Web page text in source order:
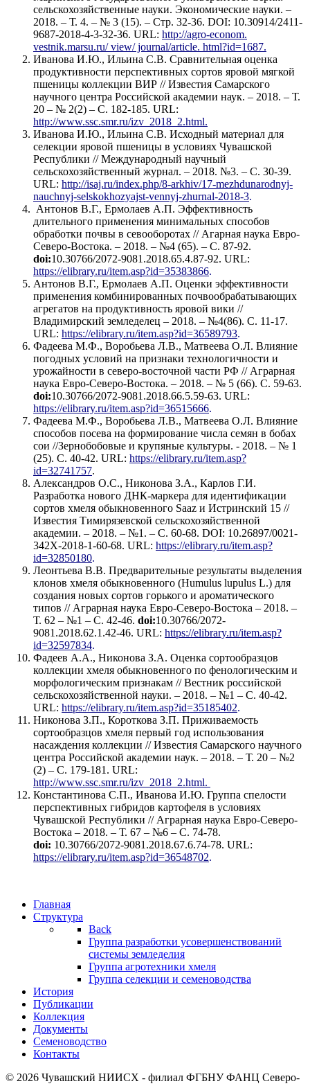
сельскохозяйственные науки. Экономические науки. –
2018. – Т. 4. – № 3 (15). – Стр. 32-36. DOI: 10.30914/2411-
9687-2018-4-3-32-36. URL: http://agro-econom.
vestnik.marsu.ru/ view/ journal/article. html?id=1687.
Иванова И.Ю., Ильина С.В. Сравнительная оценка
продуктивности перспективных сортов яровой мягкой
пшеницы коллекции ВИР // Известия Самарского
научного центра Российской академии наук. – 2018. – Т.
20 – № 2(2) – С. 182-185. URL:
http://www.ssc.smr.ru/izv_2018_2.html.
Иванова И.Ю., Ильина С.В. Исходный материал для
селекции яровой пшеницы в условиях Чувашской
Республики // Международный научный
сельскохозяйственный журнал. – 2018. №3. – С. 30-39.
URL: http://isaj.ru/index.php/8-arkhiv/17-mezhdunarodnyj-
nauchnyj-selskokhozyajst-vennyj-zhurnal-2018-3.
Антонов В.Г., Ермолаев А.П. Эффективность
длительного применения минимальных способов
обработки почвы в севооборотах // Агарная наука Евро-
Северо-Востока. – 2018. – №4 (65). – С. 87-92.
doi:10.30766/2072-9081.2018.65.4.87-92. URL:
https://elibrary.ru/item.asp?id=35383866.
Антонов В.Г., Ермолаев А.П. Оценки эффективности
применения комбинированных почвообрабатывающих
агрегатов на продуктивность яровой вики //
Владимирский земледелец – 2018. – №4(86). С. 11-17.
URL: https://elibrary.ru/item.asp?id=36589793.
Фадеева М.Ф., Воробьева Л.В., Матвеева О.Л. Влияние
погодных условий на признаки технологичности и
урожайности в северо-восточной части РФ // Аграрная
наука Евро-Северо-Востока. – 2018. – № 5 (66). С. 59-63.
doi:10.30766/2072-9081.2018.66.5.59-63. URL:
https://elibrary.ru/item.asp?id=36515666.
Фадеева М.Ф., Воробьева Л.В., Матвеева О.Л. Влияние
способов посева на формирование числа семян в бобах
сои //Зернобобовые и крупяные культуры. - 2018. – № 1
(25). С. 40-42. URL: https://elibrary.ru/item.asp?
id=32741757.
Александров О.С., Никонова З.А., Карлов Г.И.
Разработка нового ДНК-маркера для идентификации
сортов хмеля обыкновенного Saaz и Истринский 15 //
Известия Тимирязевской сельскохозяйственной
академии. – 2018. – №1. – С. 60-68. DOI: 10.26897/0021-
342Х-2018-1-60-68. URL: https://elibrary.ru/item.asp?
id=32850180.
Леонтьева В.В. Предварительные результаты выделения
клонов хмеля обыкновенного (Humulus lupulus L.) для
создания новых сортов горького и ароматического
типов // Аграрная наука Евро-Северо-Востока – 2018. –
Т. 62 – №1 – С. 42-46. doi:10.30766/2072-
9081.2018.62.1.42-46. URL: https://elibrary.ru/item.asp?
id=32597834.
Фадеев А.А., Никонова З.А. Оценка сортообразцов
коллекции хмеля обыкновенного по фенологическим и
морфологическим признакам // Вестник российской
сельскохозяйственной науки. – 2018. – №1 – С. 40-42.
URL: https://elibrary.ru/item.asp?id=35185402.
Никонова З.П., Короткова З.П. Приживаемость
сортообразцов хмеля первый год использования
насаждения коллекции // Известия Самарского научного
центра Российской академии наук. – 2018. – Т. 20 – №2
(2) – С. 179-181. URL:
http://www.ssc.smr.ru/izv_2018_2.html.
Константинова С.П., Иванова И.Ю. Группа спелости
перспективных гибридов картофеля в условиях
Чувашской Республики // Аграрная наука Евро-Северо-
Востока – 2018. – Т. 67 – №6 – С. 74-78.
doi: 10.30766/2072-9081.2018.67.6.74-78. URL:
https://elibrary.ru/item.asp?id=36548702.
Главная
Структура
Back
Группа разработки усовершенствований
системы земледелия
Группа агротехники хмеля
Группа селекции и семеноводства
История
Публикации
Коллекция
Документы
Семеноводство
Контакты
© 2026 Чувашский НИИСХ - филиал ФГБНУ ФАНЦ Северо-